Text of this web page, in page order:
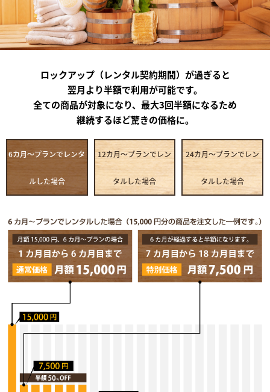
ロックアップ（レンタル契約期間）が過ぎると
翌月より半額で利用が可能です。
全ての商品が対象になり、最大3回半額になるため
継続するほど驚きの価格に。
6カ月～プランでレンタ
ルした場合
12カ月～プランでレン
タルした場合
24カ月～プランでレン
タルした場合